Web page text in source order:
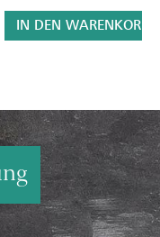
IN DEN WARENKORB